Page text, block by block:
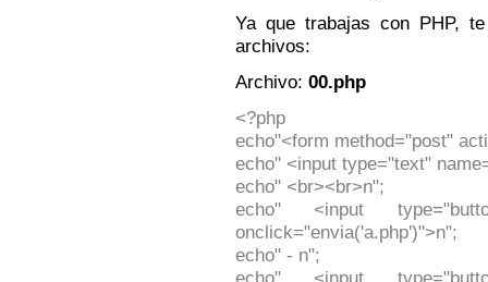
Ya que trabajas con PHP,
archivos:
Archivo: 00.php
<?php
echo"<form method="post"
echo" <input type="text"
echo" <br><br>n";
echo" <input
onclick="envia('a.php')">n";
echo" - n";